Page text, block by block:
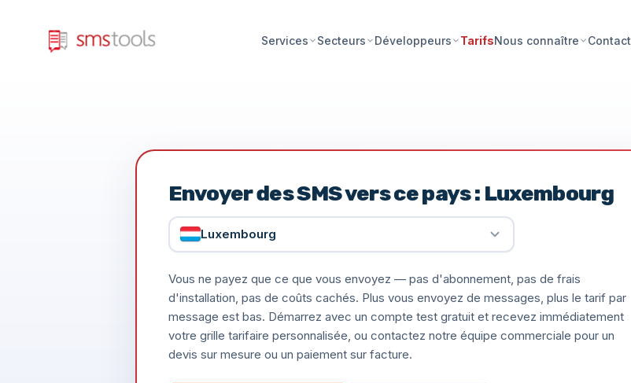
Services Secteurs Développeurs TarifsNous connaître Contact
Envoyer des SMS vers ce pays : Luxembourg
Luxembourg
Vous ne payez que ce que vous envoyez — pas d'abonnement, pas de frais
d'installation, pas de coûts cachés. Plus vous envoyez de messages, plus le tarif par
message est bas. Démarrez avec un compte test gratuit et recevez immédiatement
votre grille tarifaire personnalisée, ou contactez notre équipe commerciale pour un
devis sur mesure ou un paiement sur facture.